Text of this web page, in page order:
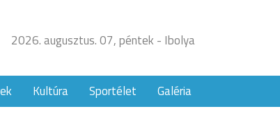
2026. augusztus. 07, péntek - Ibolya
Kultúra Sportélet Galéria